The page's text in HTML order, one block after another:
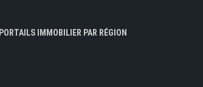
PORTAILS IMMOBILIER PAR RÉGION